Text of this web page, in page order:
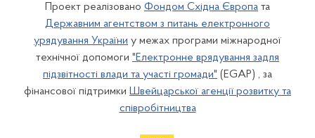
Проект реалізовано Фондом Східна Європа та
Державним агентством з питань електронного
урядування України у межах програми міжнародної
технічної допомоги "Електронне врядування задля
підзвітності влади та участі громади" (EGAP) , за
фінансової підтримки Швейцарської агенції розвитку та
співробітництва